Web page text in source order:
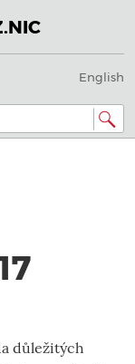
English
důležitých